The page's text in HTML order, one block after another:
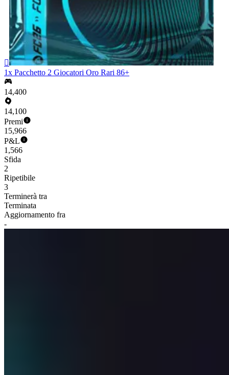

1x Pacchetto 2 Giocatori Oro Rari 86+
14,400
14,100
Premi
15,966
P&L
1,566
Sfida
2
Ripetibile
3
Terminerà tra
Terminata
Aggiornamento fra
-